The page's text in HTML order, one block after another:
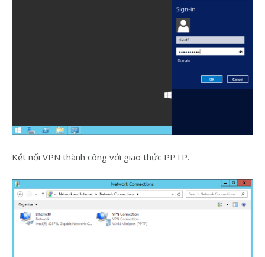
Kết nối VPN thành công với giao thức PPTP.